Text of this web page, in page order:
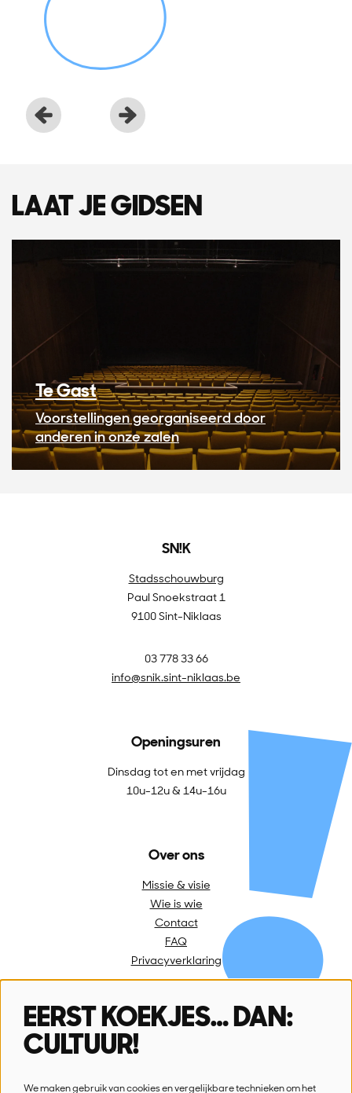
LAAT JE GIDSEN
Te Gast
Voorstellingen georganiseerd door
anderen in onze zalen
SN!K
Stadsschouwburg
Paul Snoekstraat 1
9100 Sint-Niklaas
03 778 33 66
info@snik.sint-niklaas.be
Openingsuren
Dinsdag tot en met vrijdag
10u-12u & 14u-16u
Over ons
Missie & visie
Wie is wie
Contact
FAQ
Privacyverklaring
Volg ons
EERST KOEKJES… DAN:
CULTUUR!
We maken gebruik van cookies en vergelijkbare technieken om het